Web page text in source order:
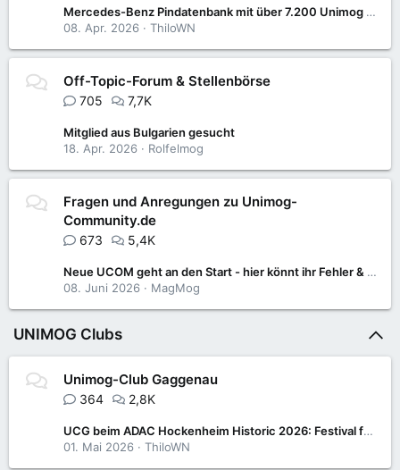
Mercedes-Benz Pindatenbank mit über 7.200 Unimog & MB-trac-Pins wieder verfügbar
08. Apr. 2026
ThiloWN
Off-Topic-Forum & Stellenbörse
705 7,7K
Mitglied aus Bulgarien gesucht
18. Apr. 2026
Rolfelmog
Fragen und Anregungen zu Unimog-
Community.de
673 5,4K
Neue UCOM geht an den Start - hier könnt ihr Fehler & Anregungen posten
08. Juni 2026
MagMog
UNIMOG Clubs
Unimog-Club Gaggenau
364 2,8K
UCG beim ADAC Hockenheim Historic 2026: Festival für Motorsport- und Klassikfans
01. Mai 2026
ThiloWN